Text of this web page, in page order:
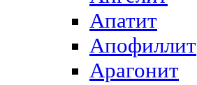
Апатит
Апофиллит
Арагонит